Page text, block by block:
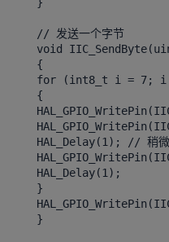
// 发送一个字节
void
{
for (int8_t i = 7; i
{
HAL_Delay(1); // 稍微
HAL_Delay(1);
}
}